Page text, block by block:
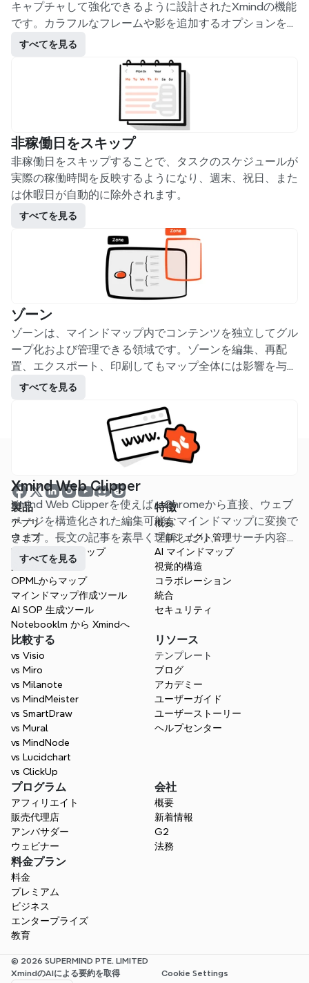
キャプチャして強化できるように設計されたXmindの機能
です。カラフルなフレームや影を追加するオプションを使
って、Map Shotはより視覚的に魅力的で三次元的なスク
すべてを見る
非稼働日をスキップ
非稼働日をスキップすることで、タスクのスケジュールが
実際の稼働時間を反映するようになり、週末、祝日、また
は休暇日が自動的に除外されます。
すべてを見る
ゾーン
ゾーンは、マインドマップ内でコンテンツを独立してグル
ープ化および管理できる領域です。ゾーンを編集、再配
置、エクスポート、印刷してもマップ全体には影響を与え
ません。
すべてを見る
Xmind Web Clipper
Xmind Web Clipperを使えば、Chromeから直接、ウェブ
ページを構造化された編集可能なマインドマップに変換で
きます。長文の記事を素早く理解したり、リサーチ内容を
整理したり、後で簡単に確認して活用できる形式で役立つ
情報を保存したりするのに役立ちます。
すべてを見る
製品
アプリ
ウェブ
Markdownからマップ
文書からマップ
OPMLからマップ
マインドマップ作成ツール
AI SOP 生成ツール
Notebooklm から Xmindへ
特徴
概要
プロジェクト管理
AI マインドマップ
視覚的構造
コラボレーション
統合
セキュリティ
比較する
vs Visio
vs Miro
vs Milanote
vs MindMeister
vs SmartDraw
vs Mural
vs MindNode
vs Lucidchart
vs ClickUp
リソース
テンプレート
ブログ
アカデミー
ユーザーガイド
ユーザーストーリー
ヘルプセンター
プログラム
アフィリエイト
販売代理店
アンバサダー
ウェビナー
会社
概要
新着情報
G2
法務
料金プラン
料金
プレミアム
ビジネス
エンタープライズ
教育
© 2026 SUPERMIND PTE. LIMITED
XmindのAIによる要約を取得
Cookie Settings